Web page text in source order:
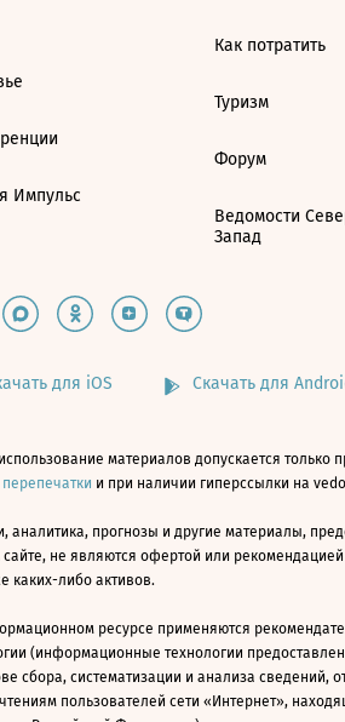
Импульс
Как потратить
Туризм
Форум
Ведомости
Запад
для iOS Скачать для
материалов допускается только
и при наличии гиперссылки на
аналитика, прогнозы и другие материалы,
не являются офертой или рекомендацией
каких-либо активов.
ресурсе применяются
(информационные технологии
сбора, систематизации и анализа сведений,
пользователей сети «Интернет»,